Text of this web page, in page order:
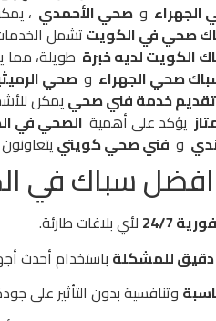
و صحي الأحمدي ،
صحي في الكويتتشمل
الكويت لديه خبرة طويلة، مما
صحي الجهراء و صحي
تقديم خدمة فني صحييمكن
يؤكد على أهمية الصحي في
و فني صحي كويتي
سباك في
24/7
لأي بلاغات طارئة.
للمشكلة باستخدام أحدث
وتنافسية بدون التأثير على